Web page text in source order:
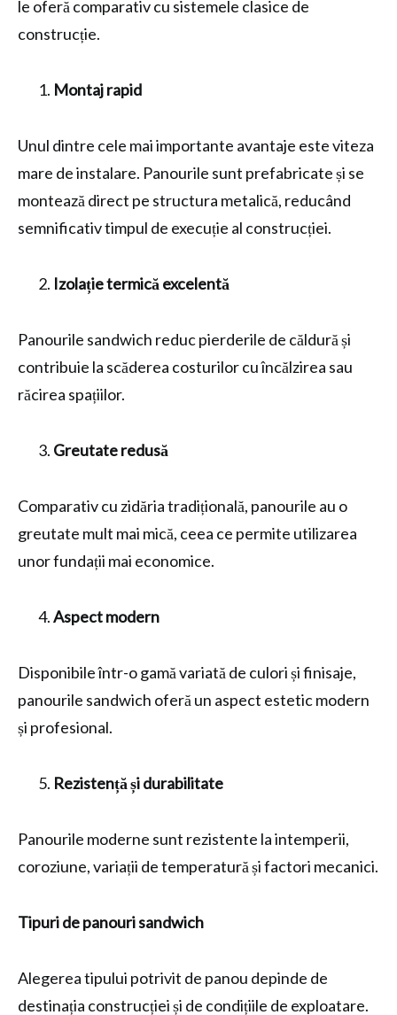
le oferă comparativ cu sistemele clasice de
construcție.
Montaj rapid
Unul dintre cele mai importante avantaje este viteza
mare de instalare. Panourile sunt prefabricate și se
montează direct pe structura metalică, reducând
semnificativ timpul de execuție al construcției.
Izolație termică excelentă
Panourile sandwich reduc pierderile de căldură și
contribuie la scăderea costurilor cu încălzirea sau
răcirea spațiilor.
Greutate redusă
Comparativ cu zidăria tradițională, panourile au o
greutate mult mai mică, ceea ce permite utilizarea
unor fundații mai economice.
Aspect modern
Disponibile într-o gamă variată de culori și finisaje,
panourile sandwich oferă un aspect estetic modern
și profesional.
Rezistență și durabilitate
Panourile moderne sunt rezistente la intemperii,
coroziune, variații de temperatură și factori mecanici.
Tipuri de panouri sandwich
Alegerea tipului potrivit de panou depinde de
destinația construcției și de condițiile de exploatare.